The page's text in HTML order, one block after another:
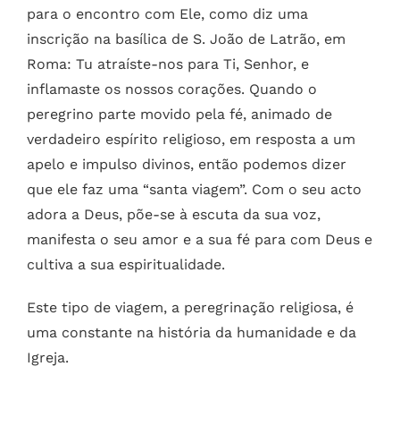
para o encontro com Ele, como diz uma
inscrição na basílica de S. João de Latrão, em
Roma: Tu atraíste-nos para Ti, Senhor, e
inflamaste os nossos corações. Quando o
peregrino parte movido pela fé, animado de
verdadeiro espírito religioso, em resposta a um
apelo e impulso divinos, então podemos dizer
que ele faz uma “santa viagem”. Com o seu acto
adora a Deus, põe-se à escuta da sua voz,
manifesta o seu amor e a sua fé para com Deus e
cultiva a sua espiritualidade.
Este tipo de viagem, a peregrinação religiosa, é
uma constante na história da humanidade e da
Igreja.